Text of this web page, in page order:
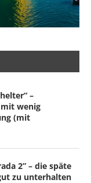
–
wenig
(mit
2” – die späte
zu unterhalten